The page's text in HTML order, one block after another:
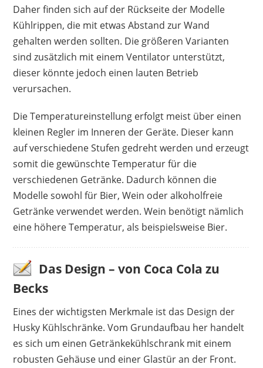
Daher finden sich auf der Rückseite der Modelle
Kühlrippen, die mit etwas Abstand zur Wand
gehalten werden sollten. Die größeren Varianten
sind zusätzlich mit einem Ventilator unterstützt,
dieser könnte jedoch einen lauten Betrieb
verursachen.
Die Temperatureinstellung erfolgt meist über einen
kleinen Regler im Inneren der Geräte. Dieser kann
auf verschiedene Stufen gedreht werden und erzeugt
somit die gewünschte Temperatur für die
verschiedenen Getränke. Dadurch können die
Modelle sowohl für Bier, Wein oder alkoholfreie
Getränke verwendet werden. Wein benötigt nämlich
eine höhere Temperatur, als beispielsweise Bier.
Das Design – von Coca Cola zu
Becks
Eines der wichtigsten Merkmale ist das Design der
Husky Kühlschränke. Vom Grundaufbau her handelt
es sich um einen Getränkekühlschrank mit einem
robusten Gehäuse und einer Glastür an der Front.